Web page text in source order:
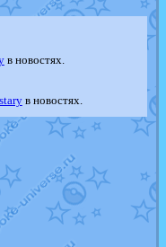
в новостях.
в новостях.